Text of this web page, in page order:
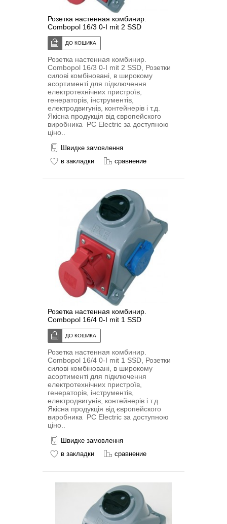
Розетка настенная комбинир.
Combopol 16/3 0-I mit 2 SSD
Розетка настенная комбинир.
Combopol 16/3 0-I mit 2 SSD, Розетки
силові комбіновані, в широкому
асортименті для підключення
електротехнічних пристроїв,
генераторів, інструментів,
електродвигунів, контейнерів і т.д.
Якісна продукція від європейского
виробника PC Electric за доступною
ціно..
Швидке замовлення
в закладки
сравнение
Розетка настенная комбинир.
Combopol 16/4 0-I mit 1 SSD
Розетка настенная комбинир.
Combopol 16/4 0-I mit 1 SSD, Розетки
силові комбіновані, в широкому
асортименті для підключення
електротехнічних пристроїв,
генераторів, інструментів,
електродвигунів, контейнерів і т.д.
Якісна продукція від європейского
виробника PC Electric за доступною
ціно..
Швидке замовлення
в закладки
сравнение